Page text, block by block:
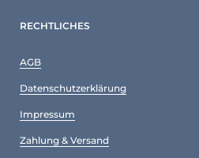
RECHTLICHES
AGB
Datenschutzerklärung
Impressum
Zahlung & Versand